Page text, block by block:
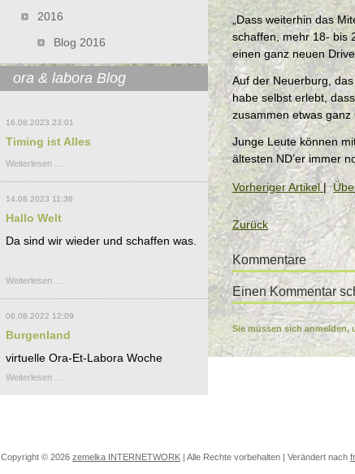
„Dass weiterhin das
schaffen, mehr 18- bis
einen ganz neuen Drive.
Auf der Neuerburg,
habe selbst erlebt,
zusammen etwas
Junge Leute können
ältesten ND’er immer
Vorheriger Artikel|
Zurück
Kommentare
Einen Kommentar
Sie müssen sich anmelden,
2016
Blog 2016
ora & labora Blog
16.08.2023 23:01
Timing ist Alles
Weiterlesen …
Alles
14.08.2023 11:36
Hallo Welt
Da sind wir wieder und schaffen was.
Weiterlesen …
06.08.2022 12:09
Burgenland
virtuelle Ora-Et-Labora Woche
Weiterlesen …
Copyright © 2026 zemelka INTERNETWORK | Alle Rechte vorbehalten | Verändert nach